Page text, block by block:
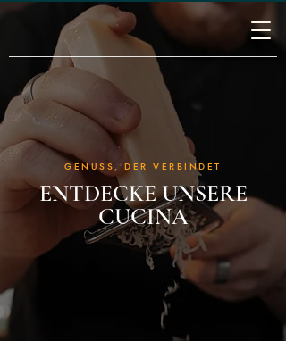
GENUSS, DER VERBINDET
ENTDECKE UNSERE
CUCINA